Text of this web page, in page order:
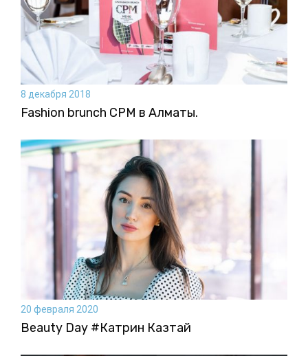
8 декабря 2018
Fashion brunch CPM в Алматы.
20 февраля 2020
Beauty Day #Катрин Казтай